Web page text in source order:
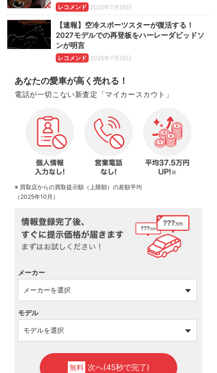
レコメンド 2025年7月28日
【速報】空冷スポーツスターが復活する！
2027モデルでの再登板をハーレーダビッドソ
ンが明言
レコメンド 2025年7月28日
あなたの愛車が高く売れる！
電話が一切こない新査定「マイカースカウト」
※ 買取店からの買取提示額（上限額）の差額平均
（2025年10月）
メーカー
モデル
無料 次へ(45秒で完了)